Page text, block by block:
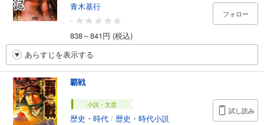
青木基行
-
838～841円 (税込)
フォロー
あらすじを表示する
覇戦
小説・文芸
歴史・時代 / 歴史・時代小説
試し読み